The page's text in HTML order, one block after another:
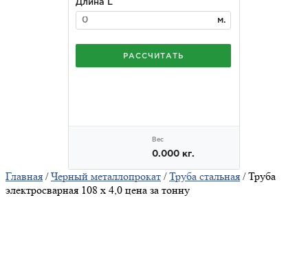
Главная /Черный металлопрокат /Труба стальная / Труба
электросварная 108 х 4,0 цена за тонну